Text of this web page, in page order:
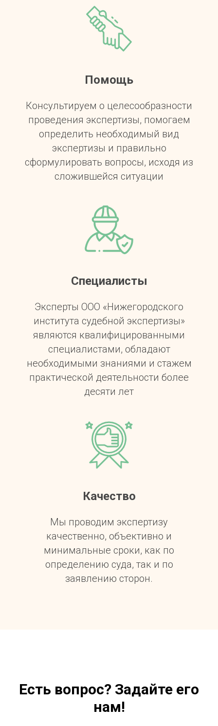
Помощь
Консультируем о целесообразности
проведения экспертизы, помогаем
определить необходимый вид
экспертизы и правильно
сформулировать вопросы, исходя из
сложившейся ситуации
Специалисты
Эксперты ООО «Нижегородского
института судебной экспертизы»
являются квалифицированными
специалистами, обладают
необходимыми знаниями и стажем
практической деятельности более
десяти лет
Качество
Мы проводим экспертизу
качественно, объективно и
минимальные сроки, как по
определению суда, так и по
заявлению сторон.
Есть вопрос? Задайте его
нам!